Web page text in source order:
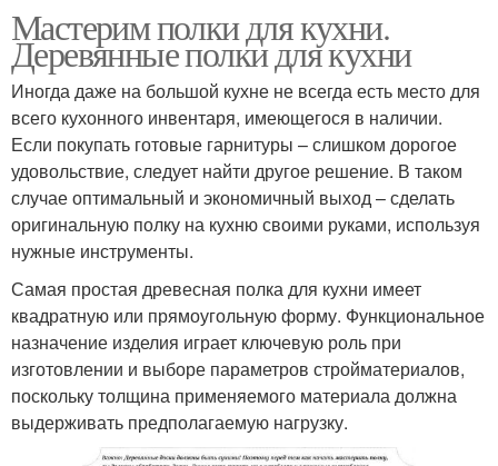
Мастерим полки для кухни.
Деревянные полки для кухни
Иногда даже на большой кухне не всегда есть место для
всего кухонного инвентаря, имеющегося в наличии.
Если покупать готовые гарнитуры – слишком дорогое
удовольствие, следует найти другое решение. В таком
случае оптимальный и экономичный выход – сделать
оригинальную полку на кухню своими руками, используя
нужные инструменты.
Самая простая древесная полка для кухни имеет
квадратную или прямоугольную форму. Функциональное
назначение изделия играет ключевую роль при
изготовлении и выборе параметров стройматериалов,
поскольку толщина применяемого материала должна
выдерживать предполагаемую нагрузку.